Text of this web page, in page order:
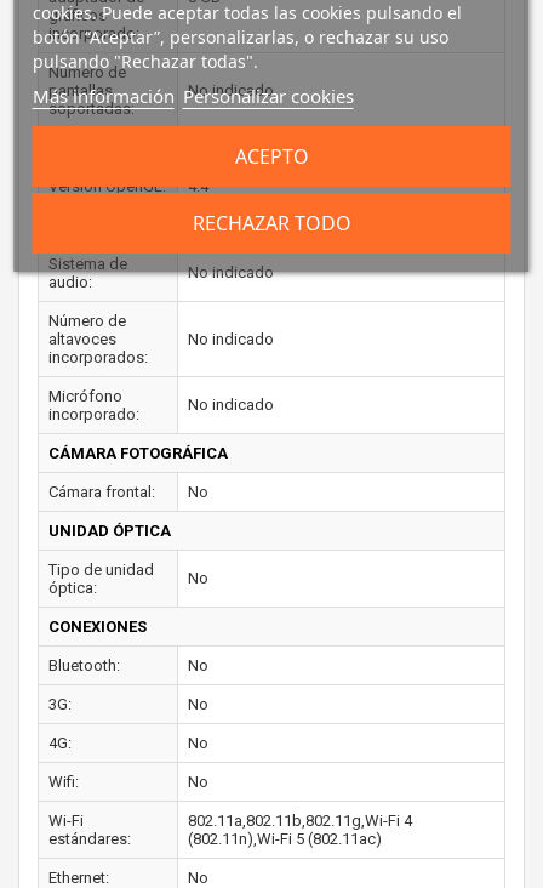
gráficos
incorporado:
Número de
pantallas
soportadas:
No indicado
Versión OpenGL: 4.4
Sistema de
audio:
No indicado
Número de
altavoces
incorporados:
No indicado
Micrófono
incorporado:
No indicado
CÁMARA FOTOGRÁFICA
Cámara frontal: No
UNIDAD ÓPTICA
Tipo de unidad
óptica:
No
CONEXIONES
Bluetooth: No
3G: No
4G: No
Wifi: No
Wi-Fi
estándares:
802.11a,802.11b,802.11g,Wi-Fi 4
(802.11n),Wi-Fi 5 (802.11ac)
Ethernet: No
cookies. Puede aceptar todas las cookies pulsando el
botón “Aceptar”, personalizarlas, o rechazar su uso
pulsando "Rechazar todas".
Más información Personalizar cookies
RECHAZAR TODO
ACEPTO